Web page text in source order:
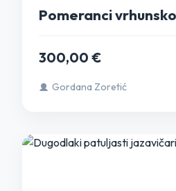
Pomeranci
300,00 €
Gordana Zoretić